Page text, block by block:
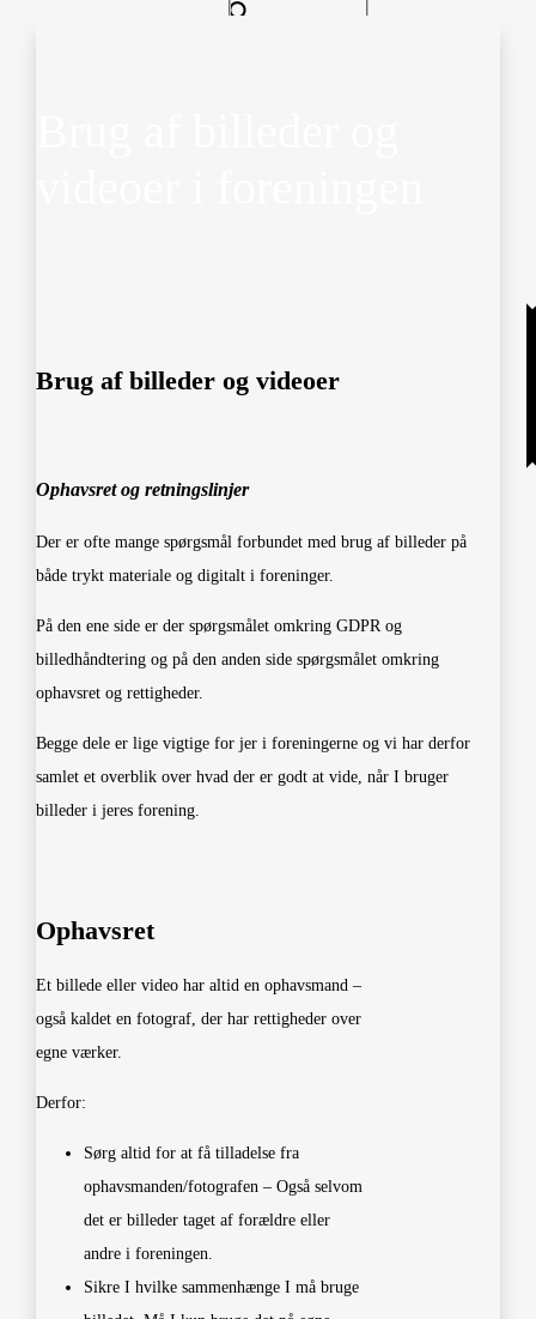
Brug af billeder og videoer
Ophavsret og retningslinjer
Der er ofte mange spørgsmål forbundet med brug af billeder på
både trykt materiale og digitalt i foreninger.
På den ene side er der spørgsmålet omkring GDPR og
billedhåndtering og på den anden side spørgsmålet omkring
ophavsret og rettigheder.
Begge dele er lige vigtige for jer i foreningerne og vi har derfor
samlet et overblik over hvad der er godt at vide, når I bruger
billeder i jeres forening.
Ophavsret
Et billede eller video har altid en ophavsmand –
også kaldet en fotograf, der har rettigheder over
egne værker.
Derfor:
Sørg altid for at få tilladelse fra
ophavsmanden/fotografen – Også selvom
det er billeder taget af forældre eller
andre i foreningen.
Sikre I hvilke sammenhænge I må bruge